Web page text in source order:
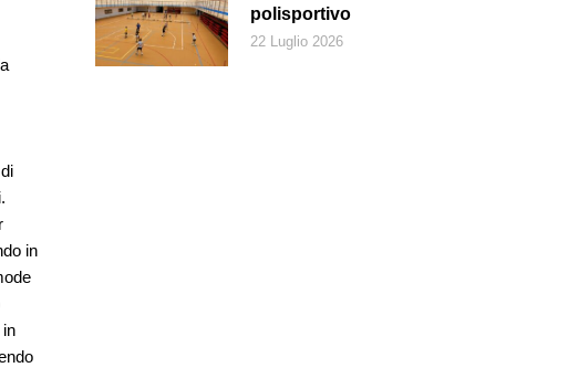
in
in
polisportivo
22 Luglio 2026